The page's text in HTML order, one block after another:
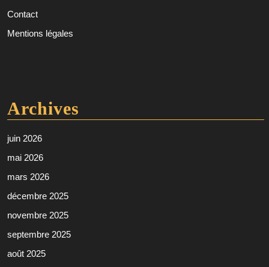
Contact
Mentions légales
Archives
juin 2026
mai 2026
mars 2026
décembre 2025
novembre 2025
septembre 2025
août 2025